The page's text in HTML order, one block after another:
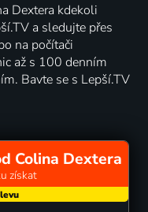
Dextera kdekoli
a sledujte přes
na počítači
až s 100 denním
Bavte se s Lepší.TV
Colina Dextera
získat